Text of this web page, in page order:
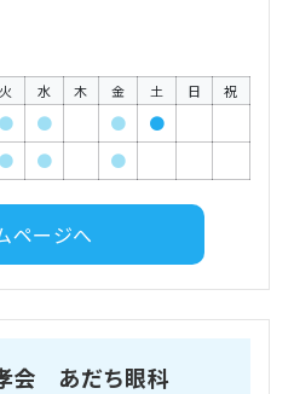
火 水 木 金 土 日 祝
● ● ●
●
● ● ●
ページへ
会 あだち眼科